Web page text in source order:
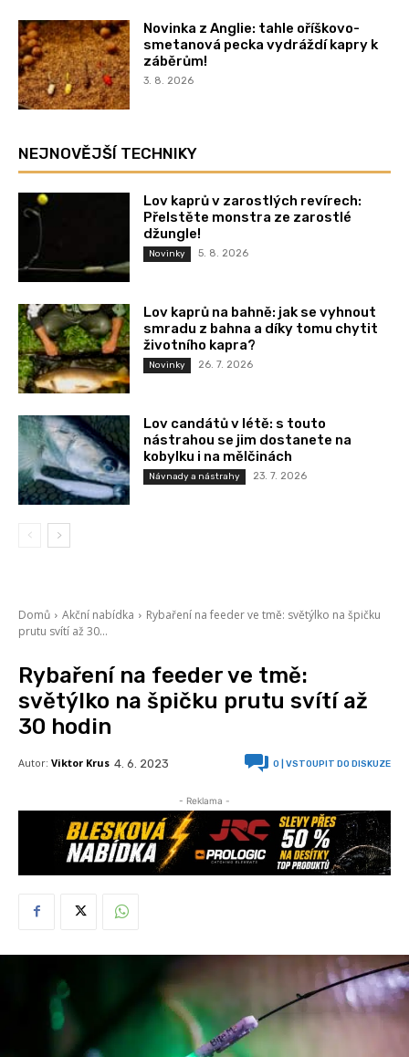
Novinka z Anglie: tahle oříškovo-
smetanová pecka vydráždí kapry k
záběrům!
3. 8. 2026
NEJNOVĚJŠÍ TECHNIKY
Lov kaprů v zarostlých revírech:
Přelstěte monstra ze zarostlé
džungle!
Novinky 5. 8. 2026
Lov kaprů na bahně: jak se vyhnout
smradu z bahna a díky tomu chytit
životního kapra?
Novinky 26. 7. 2026
Lov candátů v létě: s touto
nástrahou se jim dostanete na
kobylku i na mělčinách
Návnady a nástrahy 23. 7. 2026